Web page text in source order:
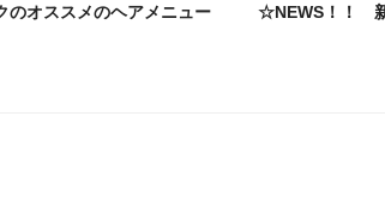
のオススメのヘアメニュー ☆NEWS！！